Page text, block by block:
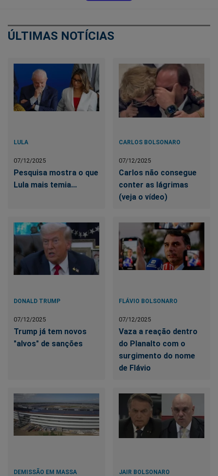
ÚLTIMAS NOTÍCIAS
LULA
07/12/2025
Pesquisa mostra o que
Lula mais temia...
CARLOS BOLSONARO
07/12/2025
Carlos não consegue
conter as lágrimas
(veja o vídeo)
DONALD TRUMP
07/12/2025
Trump já tem novos
"alvos" de sanções
FLÁVIO BOLSONARO
07/12/2025
Vaza a reação dentro
do Planalto com o
surgimento do nome
de Flávio
DEMISSÃO EM MASSA JAIR BOLSONARO